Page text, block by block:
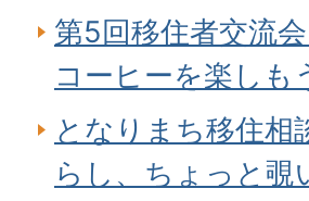
第5回移住者交流
コーヒーを楽しも
となりまち移住相
らし、ちょっと覗